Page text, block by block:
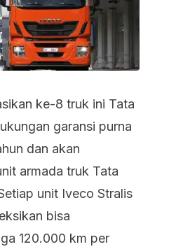
ke-8 truk ini Tata
garansi purna
dan akan
armada truk Tata
unit Iveco Stralis
bisa
120.000 km per